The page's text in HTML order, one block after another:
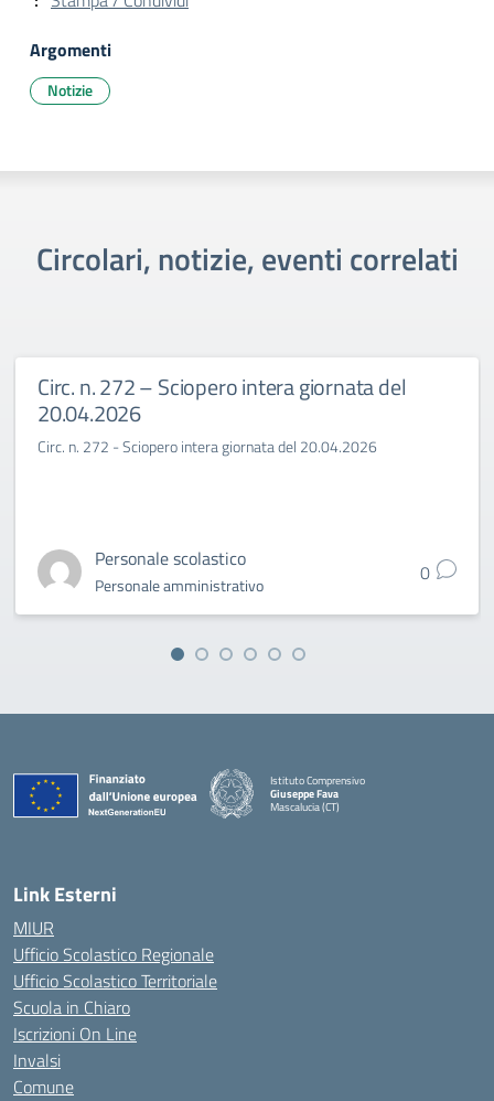
Argomenti
Notizie
Circolari, notizie, eventi correlati
Circ. n. 272 – Sciopero intera giornata del
20.04.2026
Circ. n. 272 - Sciopero intera giornata del 20.04.2026
Personale scolastico
Personale amministrativo 0
Istituto Comprensivo
Giuseppe Fava
Mascalucia (CT)
Link Esterni
MIUR
Ufficio Scolastico Regionale
Ufficio Scolastico Territoriale
Scuola in Chiaro
Iscrizioni On Line
Invalsi
Comune